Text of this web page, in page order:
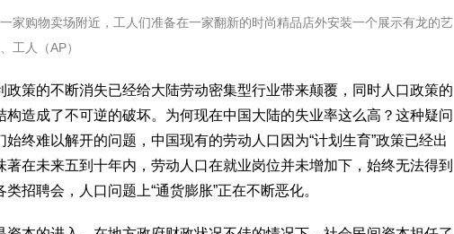
家购物卖场附近，工人们准备在一家翻新的时尚精品店外安装一个展示有龙的艺
工人（AP）
政策的不断消失已经给大陆劳动密集型行业带来颠覆，同时人口政策的
构造成了不可逆的破坏。为何现在中国大陆的失业率这么高？这种疑问
终难以解开的问题，中国现有的劳动人口因为“计划生育”政策已经出
著在未来五到十年内，劳动人口在就业岗位并未增加下，始终无法得到
招聘会，人口问题上“通货膨胀”正在不断恶化。